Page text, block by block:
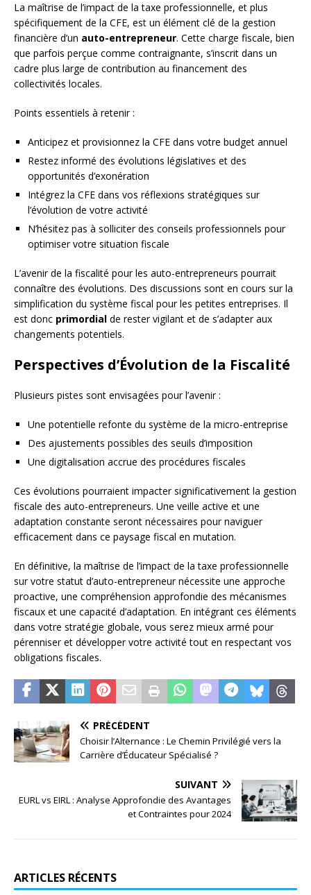
La maîtrise de l’impact de la taxe professionnelle, et plus
spécifiquement de la CFE, est un élément clé de la gestion
financière d’un auto-entrepreneur. Cette charge fiscale, bien
que parfois perçue comme contraignante, s’inscrit dans un
cadre plus large de contribution au financement des
collectivités locales.
Points essentiels à retenir :
Anticipez et provisionnez la CFE dans votre budget annuel
Restez informé des évolutions législatives et des
opportunités d’exonération
Intégrez la CFE dans vos réflexions stratégiques sur
l’évolution de votre activité
N’hésitez pas à solliciter des conseils professionnels pour
optimiser votre situation fiscale
L’avenir de la fiscalité pour les auto-entrepreneurs pourrait
connaître des évolutions. Des discussions sont en cours sur la
simplification du système fiscal pour les petites entreprises. Il
est donc primordial de rester vigilant et de s’adapter aux
changements potentiels.
Perspectives d’Évolution de la Fiscalité
Plusieurs pistes sont envisagées pour l’avenir :
Une potentielle refonte du système de la micro-entreprise
Des ajustements possibles des seuils d’imposition
Une digitalisation accrue des procédures fiscales
Ces évolutions pourraient impacter significativement la gestion
fiscale des auto-entrepreneurs. Une veille active et une
adaptation constante seront nécessaires pour naviguer
efficacement dans ce paysage fiscal en mutation.
En définitive, la maîtrise de l’impact de la taxe professionnelle
sur votre statut d’auto-entrepreneur nécessite une approche
proactive, une compréhension approfondie des mécanismes
fiscaux et une capacité d’adaptation. En intégrant ces éléments
dans votre stratégie globale, vous serez mieux armé pour
pérenniser et développer votre activité tout en respectant vos
obligations fiscales.
PRÉCÉDENT
Choisir l’Alternance : Le Chemin Privilégié vers la
Carrière d’Éducateur Spécialisé ?
SUIVANT
EURL vs EIRL : Analyse Approfondie des Avantages
et Contraintes pour 2024
ARTICLES RÉCENTS